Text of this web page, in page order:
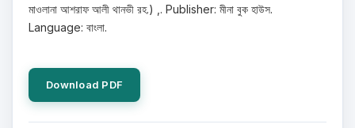
মাওলানা আশরাফ আলী থানভী রহ.) ,. Publisher: মীনা বুক হাউস.
Language: বাংলা.
Download PDF